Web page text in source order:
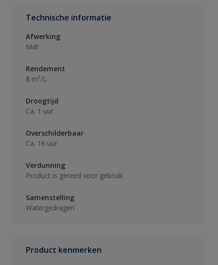
Technische informatie
Afwerking
Mat
Rendement
8 m²/L
Droogtijd
Ca. 1 uur
Overschilderbaar
Ca. 16 uur
Verdunning
Product is gereed voor gebruik
Samenstelling
Watergedragen
Product kenmerken